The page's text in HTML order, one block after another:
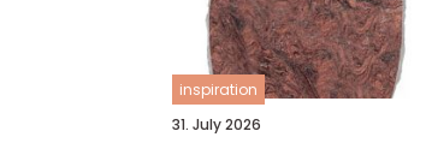
inspiration
31. July 2026